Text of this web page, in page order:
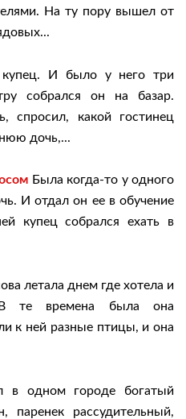
На ту пору вышел от
И было у него три
собрался он на базар.
спросил, какой гостинец
дочь,...
Была когда-то у одного
И отдал он ее в обучение
купец собрался ехать в
летала днем где хотела и
те времена была она
к ней разные птицы, и она
одном городе богатый
рассудительный,